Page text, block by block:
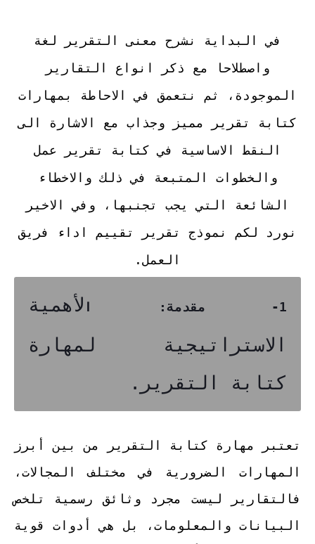
في البداية نشرح معنى التقرير لغة
واصطلاحا مع ذكر انواع التقارير
الموجودة، ثم نتعمق في الاحاطة بمهارات
كتابة تقرير مميز وجذاب مع الاشارة الى
النقط الاساسية في كتابة تقرير عمل
والخطوات المتبعة في ذلك والاخطاء
الشائعة التي يجب تجنبها، وفي الاخير
نورد لكم نموذج تقرير تقييم اداء فريق
العمل.
1- مقدمة: ا
لأهمية
الاستراتيجية لمهارة
كتابة التقرير.
تعتبر مهارة كتابة التقرير من بين أبرز
المهارات الضرورية في مختلف المجالات،
فالتقارير ليست مجرد وثائق رسمية تلخص
البيانات والمعلومات، بل هي أدوات قوية